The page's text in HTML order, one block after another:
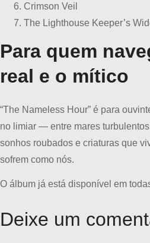
Crimson Veil
The Lighthouse Keeper’s
Para quem
real e o mítico
“The Nameless Hour” é para
no limiar — entre mares
sonhos roubados e criaturas que
sofrem como nós.
O álbum já está disponível em
Deixe um